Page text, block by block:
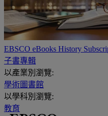
EBSCO eBooks History
子書專輯
以產業別瀏覽:
學術圖書館
以學科別瀏覽:
教育